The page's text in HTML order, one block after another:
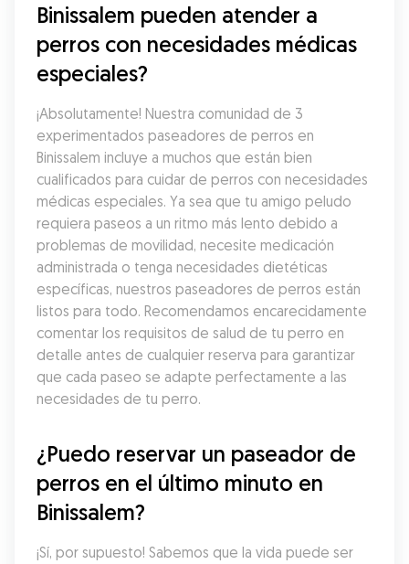
Binissalem pueden atender a
perros con necesidades médicas
especiales?
¡Absolutamente! Nuestra comunidad de 3
experimentados paseadores de perros en
Binissalem incluye a muchos que están bien
cualificados para cuidar de perros con necesidades
médicas especiales. Ya sea que tu amigo peludo
requiera paseos a un ritmo más lento debido a
problemas de movilidad, necesite medicación
administrada o tenga necesidades dietéticas
específicas, nuestros paseadores de perros están
listos para todo. Recomendamos encarecidamente
comentar los requisitos de salud de tu perro en
detalle antes de cualquier reserva para garantizar
que cada paseo se adapte perfectamente a las
necesidades de tu perro.
¿Puedo reservar un paseador de
perros en el último minuto en
Binissalem?
¡Sí, por supuesto! Sabemos que la vida puede ser